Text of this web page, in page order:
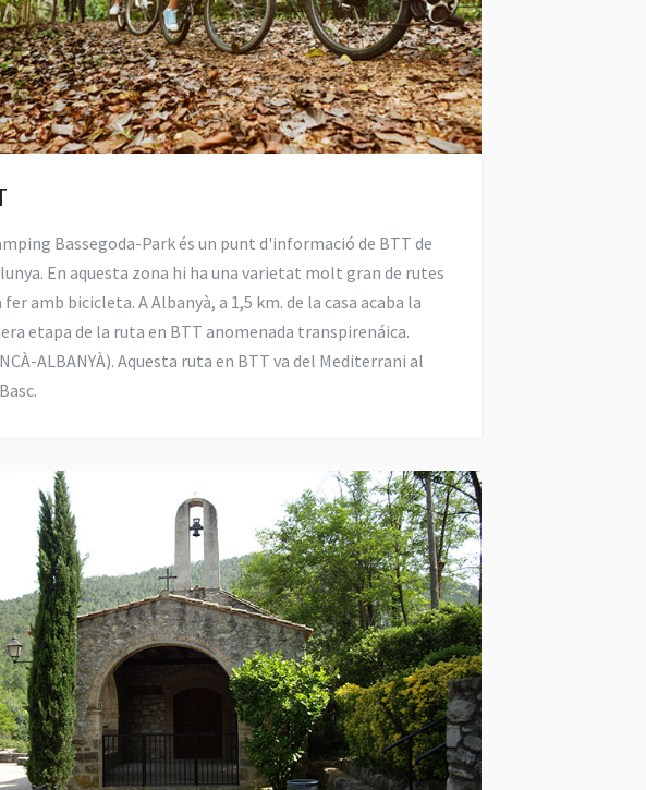
Bassegoda-Park és un punt d'informació de BTT de
En aquesta zona hi ha una varietat molt gran de rutes
fer amb bicicleta. A Albanyà, a 1,5 km. de la casa acaba la
etapa de la ruta en BTT anomenada transpirenáica.
ALBANYÀ). Aquesta ruta en BTT va del Mediterrani al